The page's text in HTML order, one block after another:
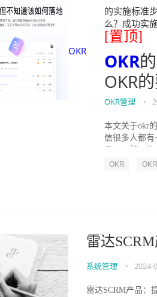
OKR
的实施标准
么？成功实
[置顶]
OKR
OKR
OKR管理 •
本文关于okr
信很多人都有
OKR
雷达
系统管理 • 2024-
雷达SCRM产品：